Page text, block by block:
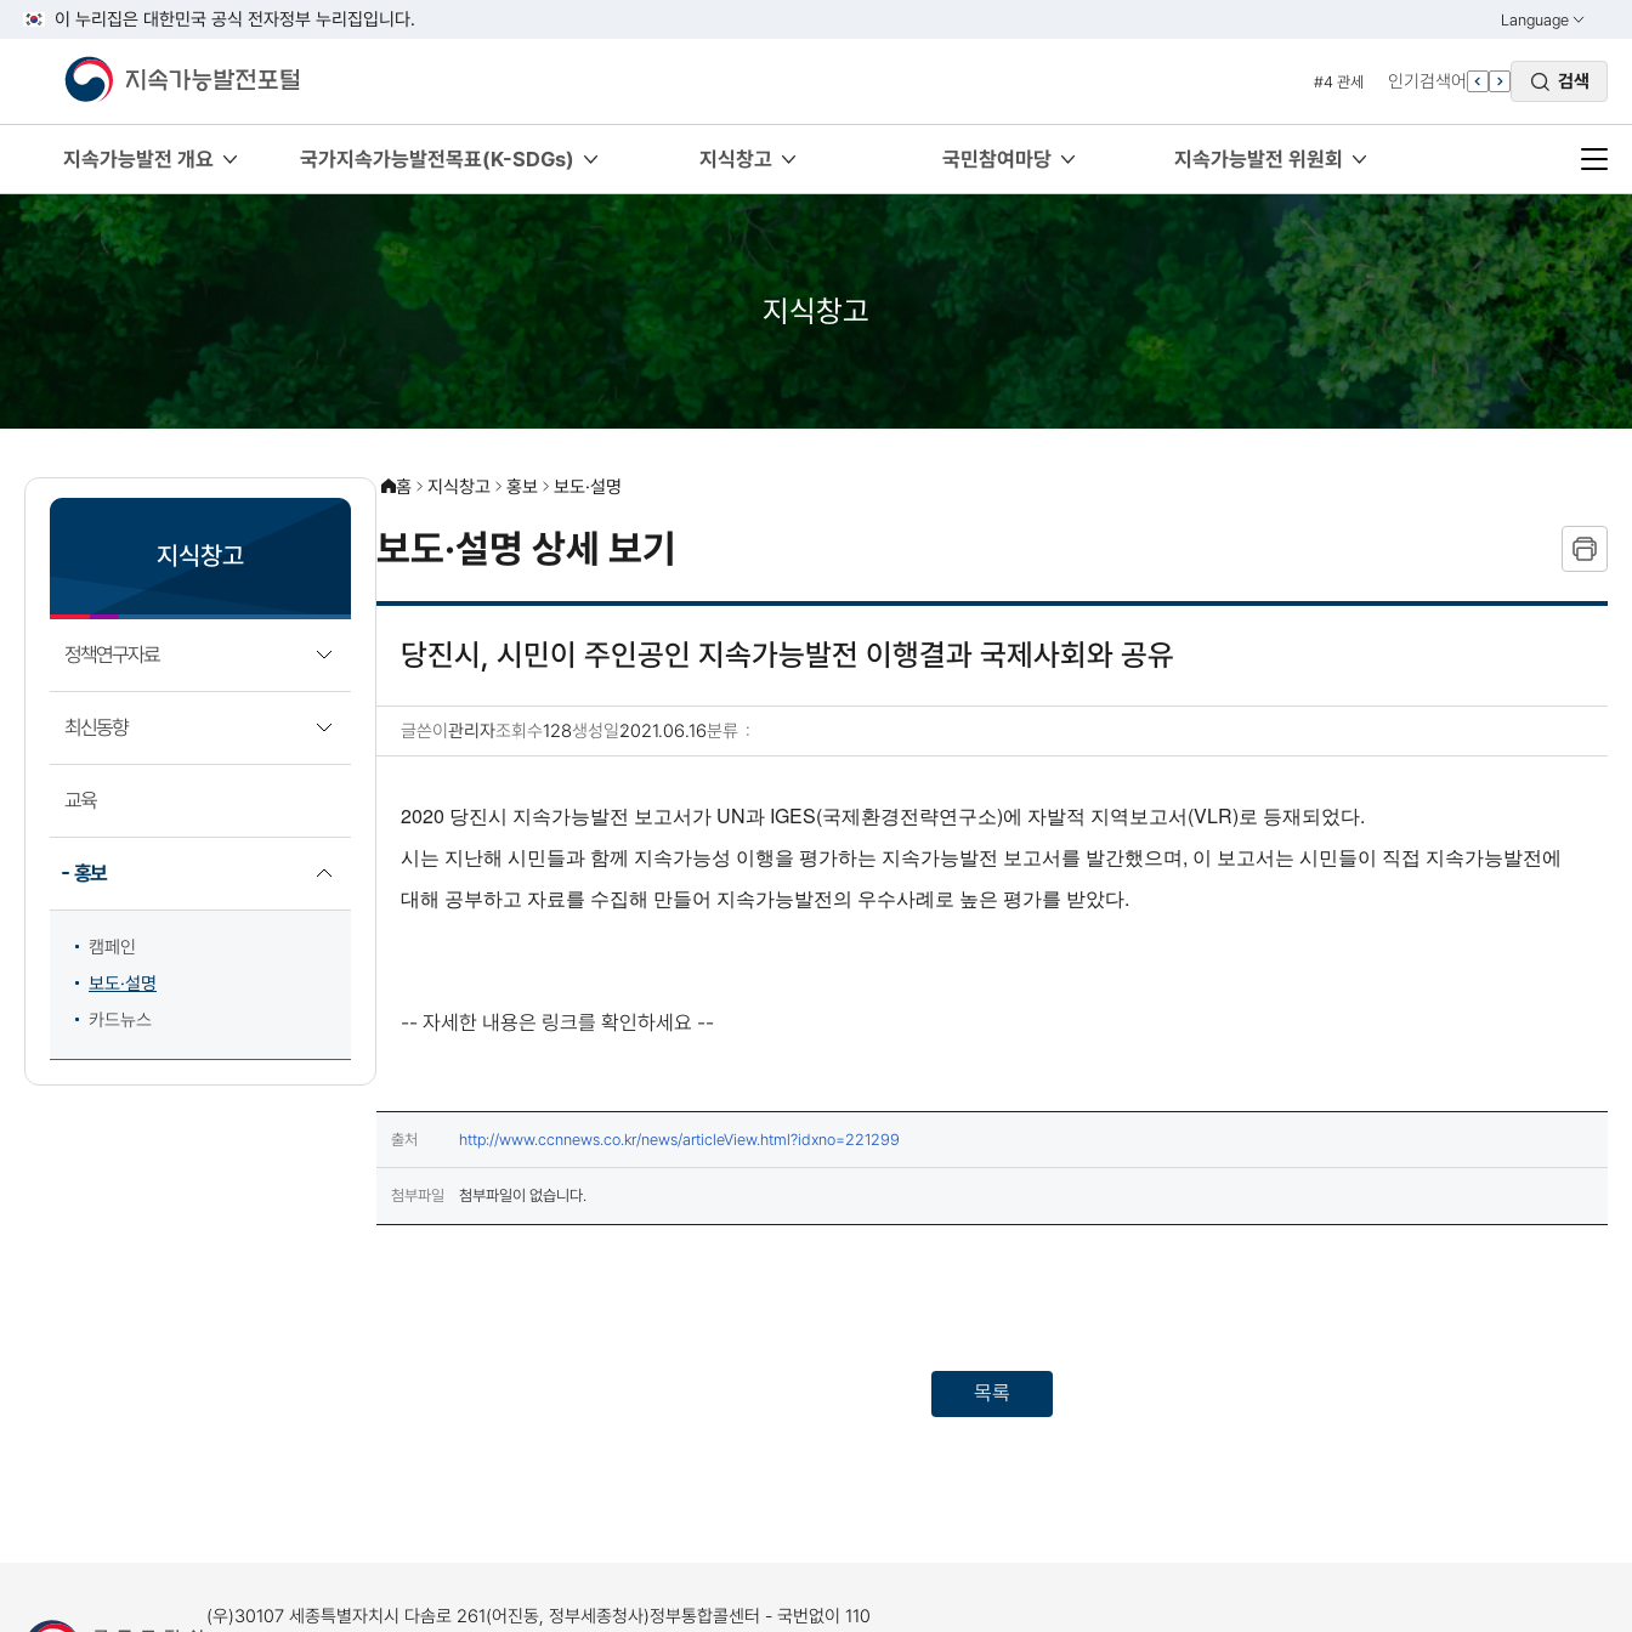
이 누리집은 대한민국 공식 전자정부 누리집입니다. Language
열기
ENGLISH
#4 관세
#6 빈곤
#7 un
#1 경제
#2 환경
인기검색어 검색
지속가능발전 개요 국가지속가능발전목표(K-SDGs) 지식창고 국민참여마당 지속가능발전 위원회
지식창고
지식창고
정책연구자료
최신동향
교육
홍보
캠페인
보도·설명
카드뉴스
홈 지식창고 홍보 보도·설명
보도·설명 상세 보기
당진시, 시민이 주인공인 지속가능발전 이행결과 국제사회와 공유
글쓴이관리자조회수128생성일2021.06.16분류
2020 당진시 지속가능발전 보고서가 UN과 IGES(국제환경전략연구소)에 자발적 지역보고서(VLR)로 등재되었다.
시는 지난해 시민들과 함께 지속가능성 이행을 평가하는 지속가능발전 보고서를 발간했으며, 이 보고서는 시민들이 직접 지속가능발전에
대해 공부하고 자료를 수집해 만들어 지속가능발전의 우수사례로 높은 평가를 받았다.
-- 자세한 내용은 링크를 확인하세요 --
출처 http://www.ccnnews.co.kr/news/articleView.html?idxno=221299
첨부파일 첨부파일이 없습니다.
목록
(우)30107 세종특별자치시 다솜로 261(어진동, 정부세종청사)정부통합콜센터 - 국번없이 110